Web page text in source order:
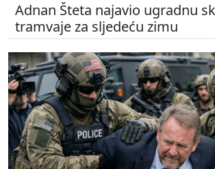
Adnan Šteta najavio ugradnu
tramvaje za sljedeću zimu